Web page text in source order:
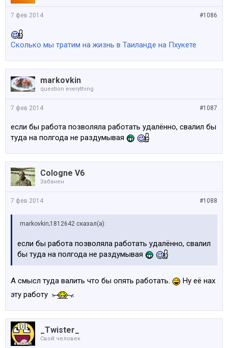
#1086
7 фев 2014
Сколько мы тратим на жизнь в Таиланде на Пхукете
markovkin
question everything
#1087
7 фев 2014
если бы работа позволяла работать удалённо, свалил бы
туда на полгода не раздумывая
Cologne V6
Забанен
#1088
7 фев 2014
markovkin;1812642 сказал(а):
если бы работа позволяла работать удалённо, свалил
бы туда на полгода не раздумывая
А смысл туда валить что бы опять работать.
Ну её нах
эту работу
_Twister_
Свой человек